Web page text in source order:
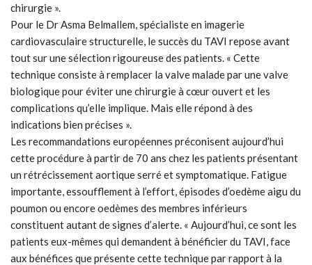
chirurgie ».
Pour le Dr Asma Belmallem, spécialiste en imagerie
cardiovasculaire structurelle, le succès du TAVI repose avant
tout sur une sélection rigoureuse des patients. « Cette
technique consiste à remplacer la valve malade par une valve
biologique pour éviter une chirurgie à cœur ouvert et les
complications qu’elle implique. Mais elle répond à des
indications bien précises ».
Les recommandations européennes préconisent aujourd’hui
cette procédure à partir de 70 ans chez les patients présentant
un rétrécissement aortique serré et symptomatique. Fatigue
importante, essoufflement à l’effort, épisodes d’oedème aigu du
poumon ou encore oedèmes des membres inférieurs
constituent autant de signes d’alerte. « Aujourd’hui, ce sont les
patients eux-mêmes qui demandent à bénéficier du TAVI, face
aux bénéfices que présente cette technique par rapport à la